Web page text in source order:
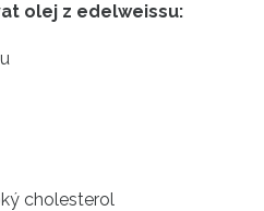
olej z edelweissu:
cholesterol